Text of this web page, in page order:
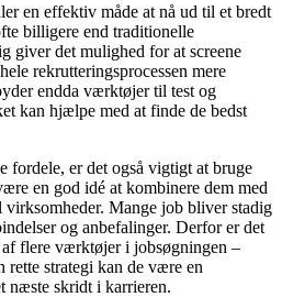
en effektiv måde at nå ud til et bredt
billigere end traditionelle
giver det mulighed for at screene
rekrutteringsprocessen mere
endda værktøjer til test og
kan hjælpe med at finde de bedst
fordele, er det også vigtigt at bruge
en god idé at kombinere dem med
Mange job bliver stadig
og anbefalinger. Derfor er det
flere værktøjer i jobsøgningen –
rette strategi kan de være en
næste skridt i karrieren.